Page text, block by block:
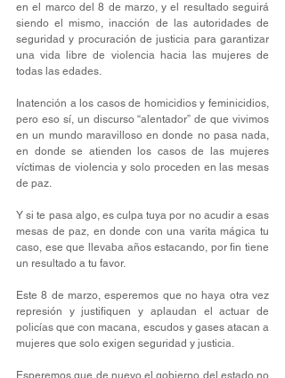
en el marco del 8 de marzo, y el resultado seguirá
siendo el mismo, inacción de las autoridades de
seguridad y procuración de justicia para garantizar
una vida libre de violencia hacia las mujeres de
todas las edades.
Inatención a los casos de homicidios y feminicidios,
pero eso sí, un discurso “alentador” de que vivimos
en un mundo maravilloso en donde no pasa nada,
en donde se atienden los casos de las mujeres
víctimas de violencia y solo proceden en las mesas
de paz.
Y si te pasa algo, es culpa tuya por no acudir a esas
mesas de paz, en donde con una varita mágica tu
caso, ese que llevaba años estacando, por fin tiene
un resultado a tu favor.
Este 8 de marzo, esperemos que no haya otra vez
represión y justifiquen y aplaudan el actuar de
policías que con macana, escudos y gases atacan a
mujeres que solo exigen seguridad y justicia.
Esperemos que de nuevo el gobierno del estado no